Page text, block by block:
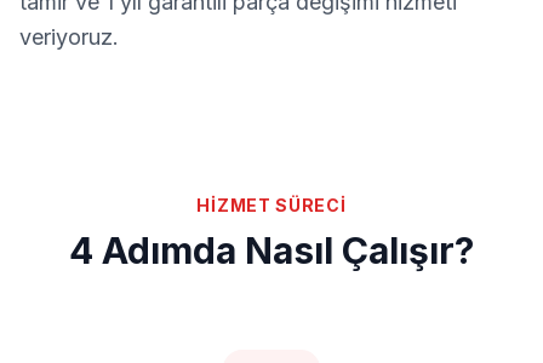
veriyoruz.
HİZMET SÜRECİ
4 Adımda Nasıl Çalışır?